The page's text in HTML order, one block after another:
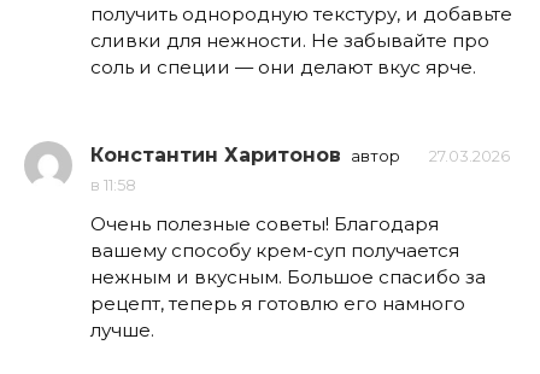
получить однородную текстуру, и добавьте
сливки для нежности. Не забывайте про
соль и специи — они делают вкус ярче.
Константин Харитонов автор
27.03.2026
в 11:58
Очень полезные советы! Благодаря
вашему способу крем-суп получается
нежным и вкусным. Большое спасибо за
рецепт, теперь я готовлю его намного
лучше.